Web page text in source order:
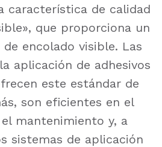
característica de calidad
que proporciona un
encolado visible. Las
aplicación de adhesivos
este estándar de
son eficientes en el
mantenimiento y, a
sistemas de aplicación